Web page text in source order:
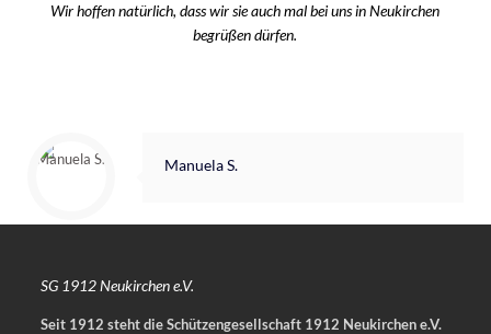
Wir hoffen natürlich, dass wir sie auch mal bei uns in Neukirchen
begrüßen dürfen.
Manuela S.
SG 1912 Neukirchen e.V.
Seit 1912 steht die Schützengesellschaft 1912 Neukirchen e.V.